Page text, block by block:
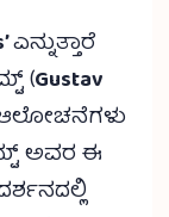
ಎನ್ನುತ್ತಾರೆ
(Gustav
ಆಲೋಚನೆಗಳು
ಅವರ ಈ